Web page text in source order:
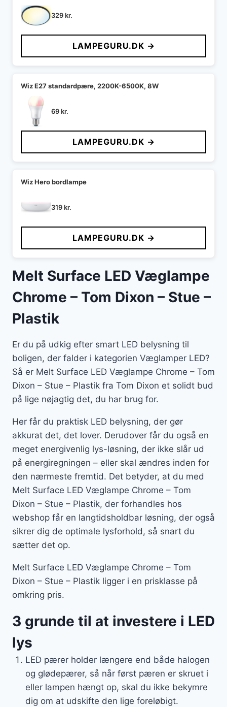
329kr.
LAMPEGURU.DK →
Wiz E27 standardpære, 2200K-6500K, 8W
69kr.
LAMPEGURU.DK →
Wiz Hero bordlampe
319kr.
LAMPEGURU.DK →
Melt Surface LED Væglampe
Chrome – Tom Dixon – Stue –
Plastik
Er du på udkig efter smart LED belysning til
boligen, der falder i kategorien Væglamper LED?
Så er Melt Surface LED Væglampe Chrome – Tom
Dixon – Stue – Plastik fra Tom Dixon et solidt bud
på lige nøjagtig det, du har brug for.
Her får du praktisk LED belysning, der gør
akkurat det, det lover. Derudover får du også en
meget energivenlig lys-løsning, der ikke slår ud
på energiregningen – eller skal ændres inden for
den nærmeste fremtid. Det betyder, at du med
Melt Surface LED Væglampe Chrome – Tom
Dixon – Stue – Plastik, der forhandles hos
webshop får en langtidsholdbar løsning, der også
sikrer dig de optimale lysforhold, så snart du
sætter det op.
Melt Surface LED Væglampe Chrome – Tom
Dixon – Stue – Plastik ligger i en prisklasse på
omkring pris.
3 grunde til at investere i LED
lys
LED pærer holder længere end både halogen
og glødepærer, så når først pæren er skruet i
eller lampen hængt op, skal du ikke bekymre
dig om at udskifte den lige foreløbigt.